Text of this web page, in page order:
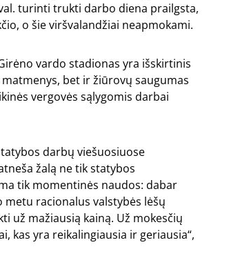
turinti trukti darbo diena prailgsta,
o šie viršvalandžiai neapmokami.
vardo stadionas yra išskirtinis
bet ir žiūrovų saugumas
vergovės sąlygomis darbai
darbų viešuosiuose
žalą ne tik statybos
tik momentinės naudos: dabar
metu racionalus valstybės lėšų
už mažiausią kainą. Už mokesčių
kas yra reikalingiausia ir geriausia“,